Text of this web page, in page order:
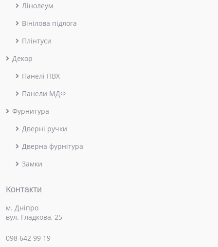
Лінолеум
Вінілова підлога
Плінтуси
Декор
Панелі ПВХ
Панели МДФ
Фурнитура
Дверні ручки
Дверна фурнітура
Замки
Контакти
м. Дніпро
вул. Гладкова, 25
098 642 99 19